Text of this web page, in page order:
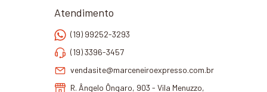
Atendimento
(19) 99252-3293
(19) 3396-3457
vendasite@marceneiroexpresso.com.br
R. Ângelo Ôngaro, 903 - Vila Menuzzo,